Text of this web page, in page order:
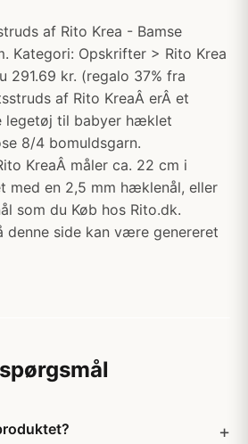
af Rito Krea - Bamse
Kategori: Opskrifter > Rito Krea
291.69 kr. (regalo 37% fra
af Rito KreaÂ erÂ et
legetøj til babyer hæklet
8/4 bomuldsgarn.
KreaÂ måler ca. 22 cm i
med en 2,5 mm hæklenål, eller
som du Køb hos Rito.dk.
denne side kan være genereret